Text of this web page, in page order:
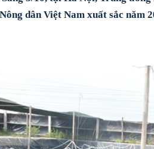
dân Việt Nam xuất sắc năm